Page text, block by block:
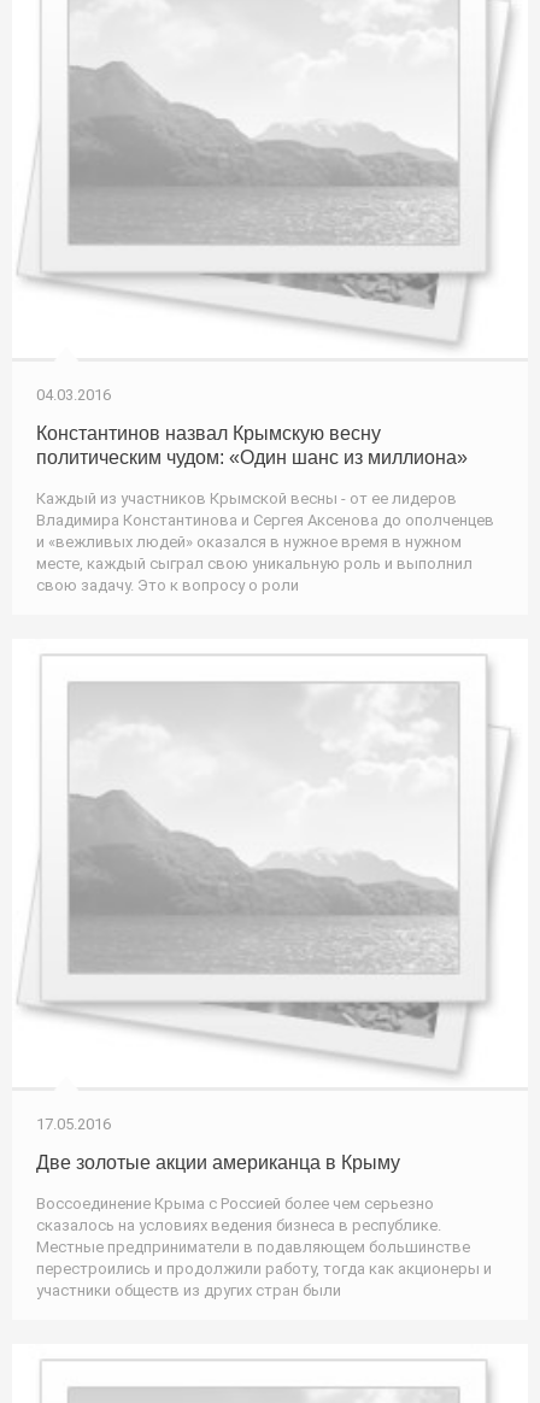
04.03.2016
Константинов назвал Крымскую весну
политическим чудом: «Один шанс из миллиона»
Каждый из участников Крымской весны - от ее лидеров
Владимира Константинова и Сергея Аксенова до ополченцев
и «вежливых людей» оказался в нужное время в нужном
месте, каждый сыграл свою уникальную роль и выполнил
свою задачу. Это к вопросу о роли
17.05.2016
Две золотые акции американца в Крыму
Воссоединение Крыма с Россией более чем серьезно
сказалось на условиях ведения бизнеса в республике.
Местные предприниматели в подавляющем большинстве
перестроились и продолжили работу, тогда как акционеры и
участники обществ из других стран были